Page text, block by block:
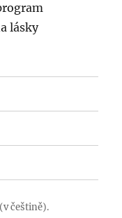
lásky
češtině).